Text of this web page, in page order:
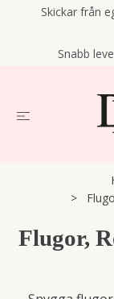
Skickar från
Snabb
Flugor,